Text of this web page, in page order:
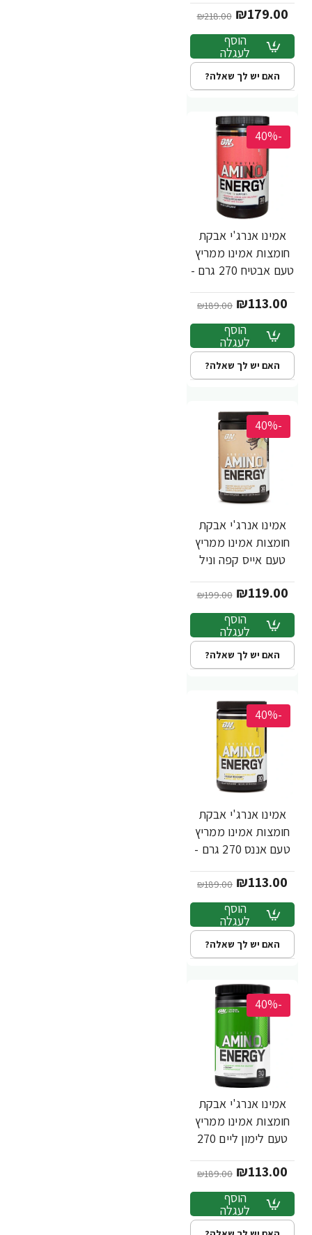
₪179.00
₪218.00
הוסף
לעגלה
האם יש לך שאלה?
-40%
אמינו אנרג'י אבקת
חומצות אמינו ממריץ
טעם אבטיח 270 גרם -
Nutrition
₪113.00
₪189.00
הוסף
לעגלה
האם יש לך שאלה?
-40%
אמינו אנרג'י אבקת
חומצות אמינו ממריץ
טעם אייס קפה וניל
Optimum Nutrition
₪119.00
₪199.00
הוסף
לעגלה
האם יש לך שאלה?
-40%
אמינו אנרג'י אבקת
חומצות אמינו ממריץ
טעם אננס 270 גרם -
Nutrition
₪113.00
₪189.00
הוסף
לעגלה
האם יש לך שאלה?
-40%
אמינו אנרג'י אבקת
חומצות אמינו ממריץ
טעם לימון ליים 270
Optimum Nutrition
₪113.00
₪189.00
הוסף
לעגלה